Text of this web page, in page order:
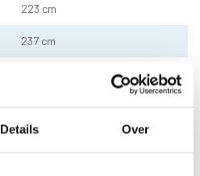
Details Over
223 cm
237 cm
10 x 10 cm - 1 stuks incl.